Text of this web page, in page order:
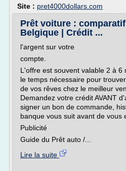
Site : pret4000dollars.com
Prêt voiture :
Belgique | Crédit ...
l'argent sur votre
compte.
L'offre est souvent valable 2 à 6
le temps nécessaire pour
de vos rêves chez le meilleur
Demandez votre crédit AVANT
signer un bon de commande,
banque vous suit avant de vous
Publicité
Guide du Prêt auto /...
Lire la suite